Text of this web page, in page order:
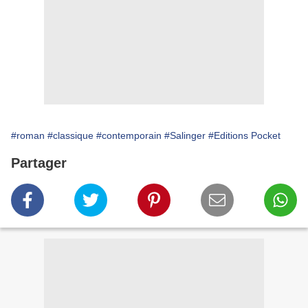
#roman #classique #contemporain #Salinger #Editions Pocket
Partager